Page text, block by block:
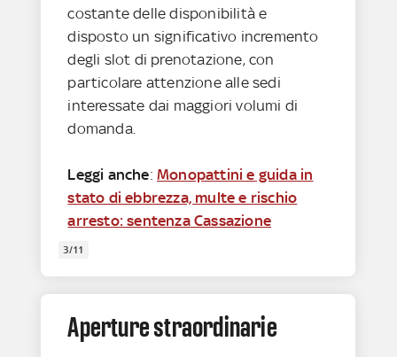
costante delle disponibilità e
disposto un significativo incremento
degli slot di prenotazione, con
particolare attenzione alle sedi
interessate dai maggiori volumi di
domanda.
Leggi anche:Monopattini e guida in
stato di ebbrezza, multe e rischio
arresto: sentenza Cassazione
3/11
Aperture straordinarie